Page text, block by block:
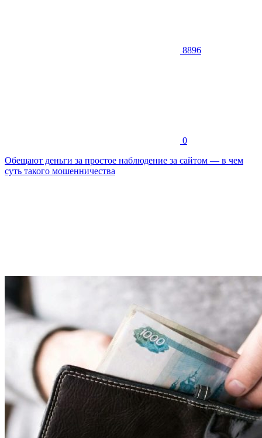
8896
0
Обещают деньги за простое наблюдение за сайтом — в чем
суть такого мошенничества